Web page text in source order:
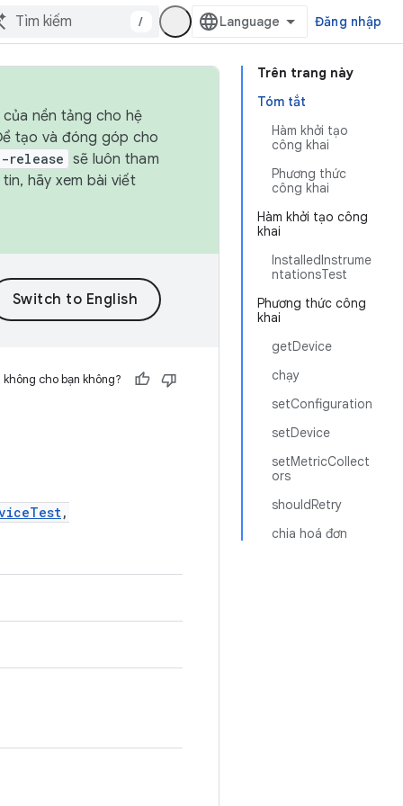
/ Đăng nhập
Trên trang này
Tóm tắt
Hàm khởi tạo
công khai
Phương thức
công khai
Hàm khởi tạo công
khai
InstalledInstrume
ntationsTest
Phương thức công
khai
getDevice
chạy
setConfiguration
setDevice
setMetricCollect
ors
shouldRetry
chia hoá đơn
nền tảng cho hệ
tạo và đóng góp cho
release sẽ luôn tham
hãy xem bài viết
cho bạn không?
,